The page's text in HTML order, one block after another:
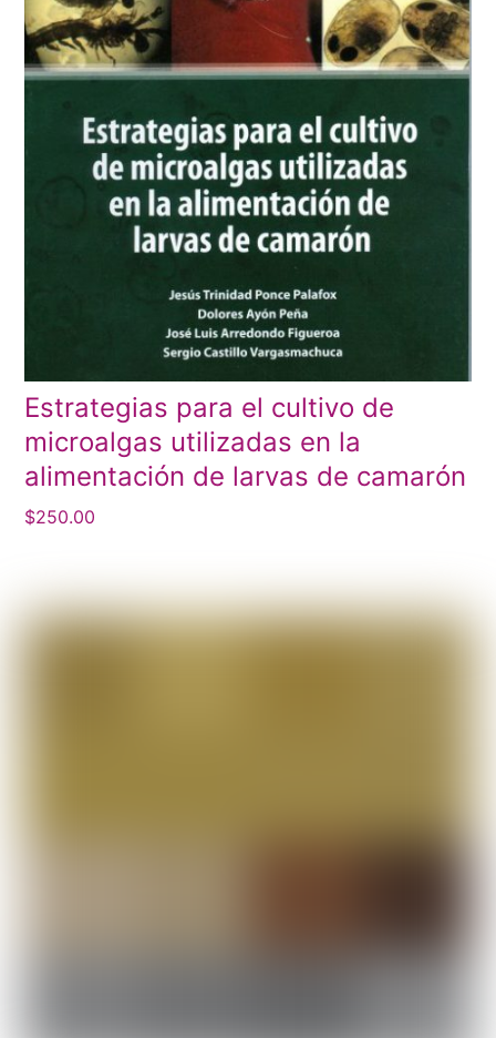
Estrategias para el cultivo de
microalgas utilizadas en la
alimentación de larvas de camarón
$250.00